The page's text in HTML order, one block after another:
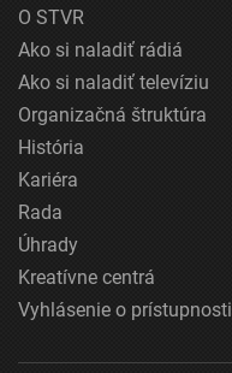
O STVR
Ako si naladiť rádiá
Ako si naladiť televíziu
Organizačná štruktúra
História
Kariéra
Rada
Úhrady
Kreatívne centrá
Vyhlásenie o prístupnosti